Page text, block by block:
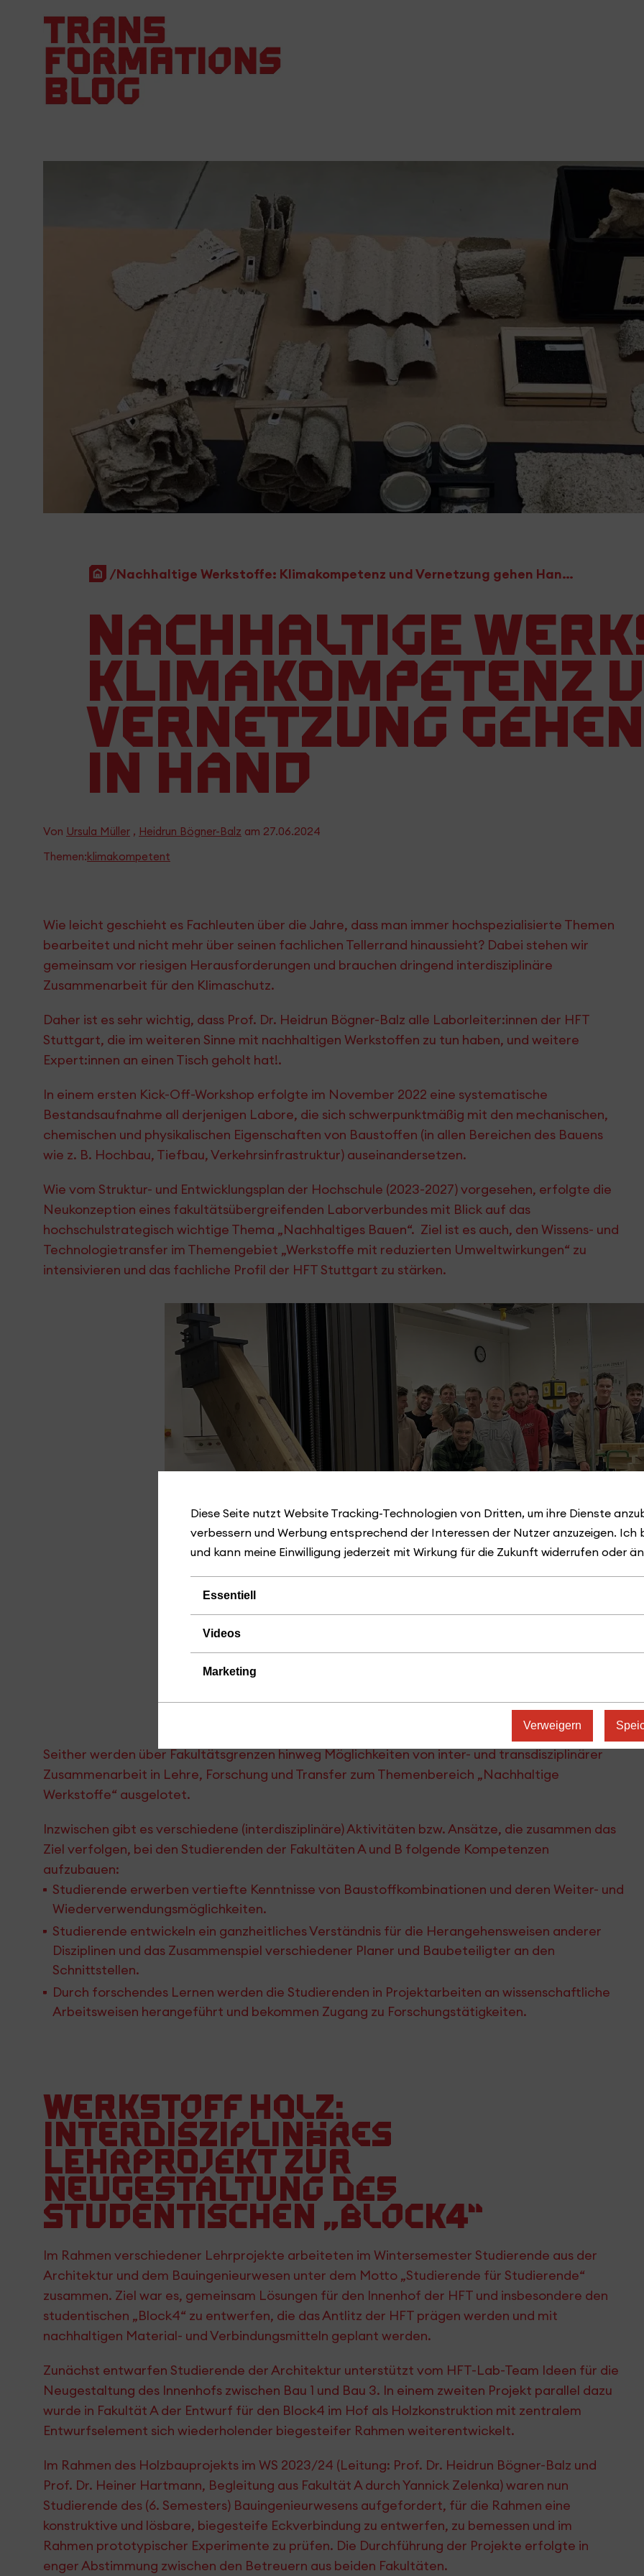
Startseite Nachhaltige Werkstoffe: Klimakompetenz und Vernetzung gehen Hand in Hand
Nachhaltige
Klimakompetenz
Vernetzung
in Hand
Von Ursula Müller , Heidrun Bögner-Balz am 27.06.2024
Themen:klimakompetent
Wie leicht geschieht es Fachleuten über die Jahre, dass man immer hochspezialisierte Themen
bearbeitet und nicht mehr über seinen fachlichen Tellerrand hinaussieht? Dabei stehen wir
gemeinsam vor riesigen Herausforderungen und brauchen dringend interdisziplinäre
Zusammenarbeit für den Klimaschutz.
Daher ist es sehr wichtig, dass Prof. Dr. Heidrun Bögner-Balz alle Laborleiter:innen der HFT
Stuttgart, die im weiteren Sinne mit nachhaltigen Werkstoffen zu tun haben, und weitere
Expert:innen an einen Tisch geholt hat!.
In einem ersten Kick-Off-Workshop erfolgte im November 2022 eine systematische
Bestandsaufnahme all derjenigen Labore, die sich schwerpunktmäßig mit den mechanischen,
chemischen und physikalischen Eigenschaften von Baustoffen (in allen Bereichen des Bauens
wie z. B. Hochbau, Tiefbau, Verkehrsinfrastruktur) auseinandersetzen.
Wie vom Struktur- und Entwicklungsplan der Hochschule (2023-2027) vorgesehen, erfolgte die
Neukonzeption eines fakultätsübergreifenden Laborverbundes mit Blick auf das
hochschulstrategisch wichtige Thema „Nachhaltiges Bauen“. Ziel ist es auch, den Wissens- und
Technologietransfer im Themengebiet „Werkstoffe mit reduzierten Umweltwirkungen“ zu
intensivieren und das fachliche Profil der HFT Stuttgart zu stärken.
Seither werden über Fakultätsgrenzen hinweg Möglichkeiten von inter- und transdisziplinärer
Zusammenarbeit in Lehre, Forschung und Transfer zum Themenbereich „Nachhaltige
Werkstoffe“ ausgelotet.
Inzwischen gibt es verschiedene (interdisziplinäre) Aktivitäten bzw. Ansätze, die zusammen das
Ziel verfolgen, bei den Studierenden der Fakultäten A und B folgende Kompetenzen
aufzubauen:
Studierende erwerben vertiefte Kenntnisse von Baustoffkombinationen und deren Weiter- und
Wiederverwendungsmöglichkeiten.
Studierende entwickeln ein ganzheitliches Verständnis für die Herangehensweisen anderer
Disziplinen und das Zusammenspiel verschiedener Planer und Baubeteiligter an den
Schnittstellen.
Durch forschendes Lernen werden die Studierenden in Projektarbeiten an wissenschaftliche
Arbeitsweisen herangeführt und bekommen Zugang zu Forschungstätigkeiten.
Werkstoff Holz:
Interdisziplinäres
Lehrprojekt zur
Neugestaltung des
studentischen „Block4“
Im Rahmen verschiedener Lehrprojekte arbeiteten im Wintersemester Studierende aus der
Architektur und dem Bauingenieurwesen unter dem Motto „Studierende für Studierende“
zusammen. Ziel war es, gemeinsam Lösungen für den Innenhof der HFT und insbesondere den
studentischen „Block4“ zu entwerfen, die das Antlitz der HFT prägen werden und mit
nachhaltigen Material- und Verbindungsmitteln geplant werden.
Zunächst entwarfen Studierende der Architektur unterstützt vom HFT-Lab-Team Ideen für die
Neugestaltung des Innenhofs zwischen Bau 1 und Bau 3. In einem zweiten Projekt parallel dazu
wurde in Fakultät A der Entwurf für den Block4 im Hof als Holzkonstruktion mit zentralem
Entwurfselement sich wiederholender biegesteifer Rahmen weiterentwickelt.
Im Rahmen des Holzbauprojekts im WS 2023/24 (Leitung: Prof. Dr. Heidrun Bögner-Balz und
Prof. Dr. Heiner Hartmann, Begleitung aus Fakultät A durch Yannick Zelenka) waren nun
Studierende des (6. Semesters) Bauingenieurwesens aufgefordert, für die Rahmen eine
konstruktive und lösbare, biegesteife Eckverbindung zu entwerfen, zu bemessen und im
Rahmen prototypischer Experimente zu prüfen. Die Durchführung der Projekte erfolgte in
enger Abstimmung zwischen den Betreuern aus beiden Fakultäten.
Diese Seite nutzt Website Tracking-Technologien von Dritten, um ihre Dienste
verbessern und Werbung entsprechend der Interessen der Nutzer anzuzeigen.
und kann meine Einwilligung jederzeit mit Wirkung für die Zukunft widerrufen oder
Essentiell
Videos
Marketing
Verweigern